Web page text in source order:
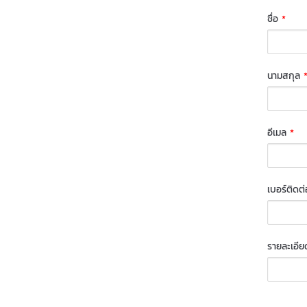
ชื่อ *
นามสกุล *
อีเมล *
เบอร์ติด
รายละเอี